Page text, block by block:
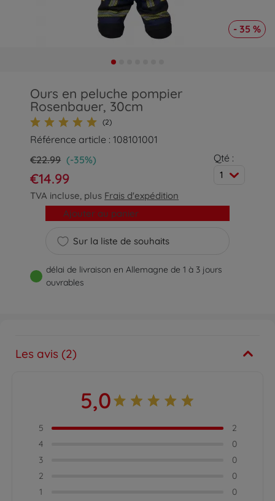
- 35 %
Ours en peluche pompier
Rosenbauer, 30cm
(2)
Référence article : 108101001
€22.99 (-35%)
€14.99
TVA incluse, plus Frais d'expédition
Qté :
1
Sur la liste de souhaits
Ajouter au panier
délai de livraison en Allemagne de 1 à 3 jours
ouvrables
Les avis (2)
5,0
5
2
4
0
3
0
2
0
1
0